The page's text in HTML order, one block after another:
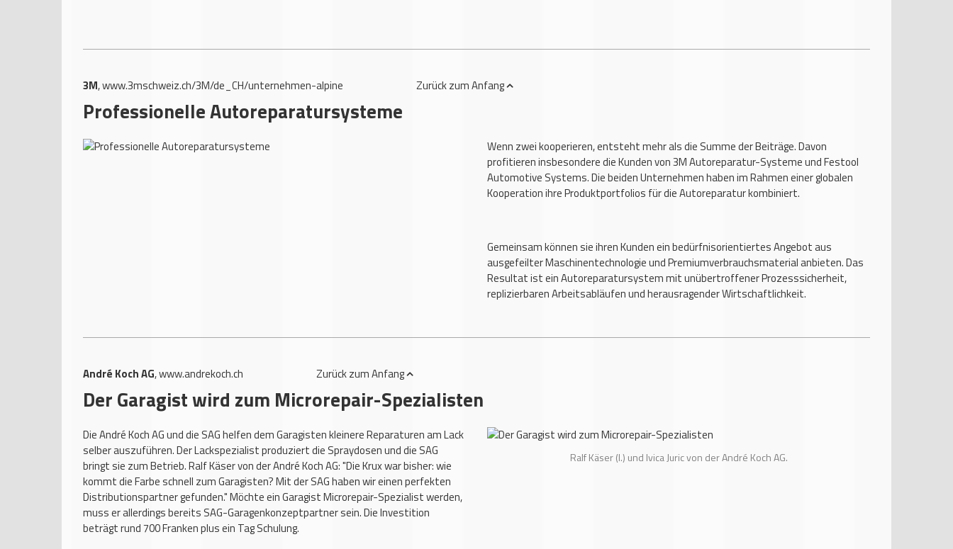
3M,www.3mschweiz.ch/3M/de_CH/unternehmen-alpine Zurückzum Anfang
Professionelle Autoreparatursysteme
Wenn zwei kooperieren, entsteht mehr als die Summe der Beiträge. Davon
profitieren insbesondere die Kunden von 3M Autoreparatur-Systeme und Festool
Automotive Systems. Die beiden Unternehmen haben im Rahmen einer globalen
Kooperation ihre Produktportfolios für die Autoreparatur kombiniert.
Gemeinsam können sie ihren Kunden ein bedürfnisorientiertes Angebot aus
ausgefeilter Maschinentechnologie und Premiumverbrauchsmaterial anbieten. Das
Resultat ist ein Autoreparatursystem mit unübertroffener Prozesssicherheit,
replizierbaren Arbeitsabläufen und herausragender Wirtschaftlichkeit.
André Koch AG,www.andrekoch.ch Zurückzum Anfang
Der Garagist wird zum Microrepair-Spezialisten
Die André Koch AG und die SAG helfen dem Garagisten kleinere Reparaturen am Lack
selber auszuführen. Der Lackspezialist produziert die Spraydosen und die SAG
bringt sie zum Betrieb. Ralf Käser von der André Koch AG: "Die Krux war bisher: wie
kommt die Farbe schnell zum Garagisten? Mit der SAG haben wir einen perfekten
Distributionspartner gefunden." Möchte ein Garagist Microrepair-Spezialist werden,
muss er allerdings bereits SAG-Garagenkonzeptpartner sein. Die Investition
beträgt rund 700 Franken plus ein Tag Schulung.
Ralf Käser (l.) und Ivica Juric von der André Koch AG.